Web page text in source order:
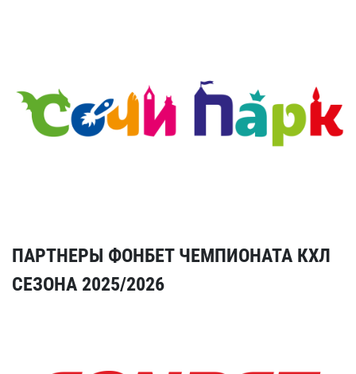
ПАРТНЕРЫ ФОНБЕТ ЧЕМПИОНАТА КХЛ
СЕЗОНА 2025/2026